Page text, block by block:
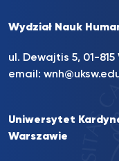
Wydział Nauk
ul. Dewajtis 5, 01-
email:
Uniwersytet
Warszawie